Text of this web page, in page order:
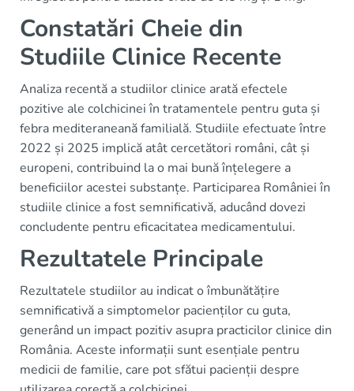
Constatări Cheie din
Studiile Clinice Recente
Analiza recentă a studiilor clinice arată efectele
pozitive ale colchicinei în tratamentele pentru guta și
febra mediteraneană familială. Studiile efectuate între
2022 și 2025 implică atât cercetători români, cât și
europeni, contribuind la o mai bună înțelegere a
beneficiilor acestei substanțe. Participarea României în
studiile clinice a fost semnificativă, aducând dovezi
concludente pentru eficacitatea medicamentului.
Rezultatele Principale
Rezultatele studiilor au indicat o îmbunătățire
semnificativă a simptomelor pacienților cu guta,
generând un impact pozitiv asupra practicilor clinice din
România. Aceste informații sunt esențiale pentru
medicii de familie, care pot sfătui pacienții despre